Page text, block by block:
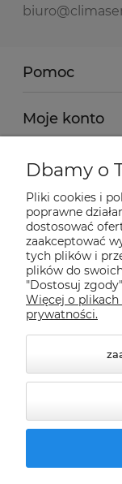
Pomoc
Moje konto
Płatności i
Informacje
O nas
Nasze
© 2026
Dbamy o
Pliki cookies i
poprawne
dostosować
zaakceptować
tych plików i
plików do
"Dostosuj
Więcej o plikach
prywatności.